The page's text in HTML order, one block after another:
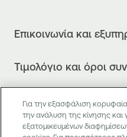
Επικοινωνία και
Η νέα Ψηφιακή Εποχή
Θέλω να μιλήσω με
Τιμολόγιο και όροι
Τιμολόγιο της Τράπεζας
Δελτίο τιμών
Δελτίο πληροφόρησης
Χρήσιμοι σύνδεσμοι
Συχνές ερωτήσεις
Digital Banking
Για την εξασφάλιση
την ανάλυση της κίνησης και
εξατομικευμένων